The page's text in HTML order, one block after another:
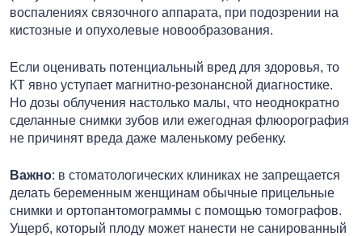
воспалениях связочного аппарата, при подозрении на
кистозные и опухолевые новообразования.
Если оценивать потенциальный вред для здоровья, то
КТ явно уступает магнитно-резонансной диагностике.
Но дозы облучения настолько малы, что неоднократно
сделанные снимки зубов или ежегодная флюорография
не причинят вреда даже маленькому ребенку.
Важно: в стоматологических клиниках не запрещается
делать беременным женщинам обычные прицельные
снимки и ортопантомограммы с помощью томографов.
Ущерб, который плоду может нанести не санированный